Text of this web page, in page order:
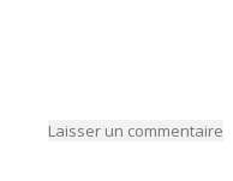
Laisser un commentaire